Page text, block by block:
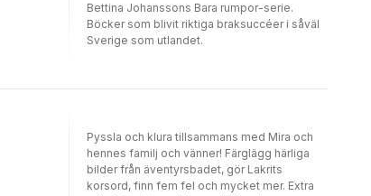
Bettina Johanssons Bara rumpor-serie.
Böcker som blivit riktiga braksuccéer i såväl
Sverige som utlandet.
Pyssla och klura tillsammans med Mira och
hennes familj och vänner! Färglägg härliga
bilder från äventyrsbadet, gör Lakrits
korsord, finn fem fel och mycket mer. Extra